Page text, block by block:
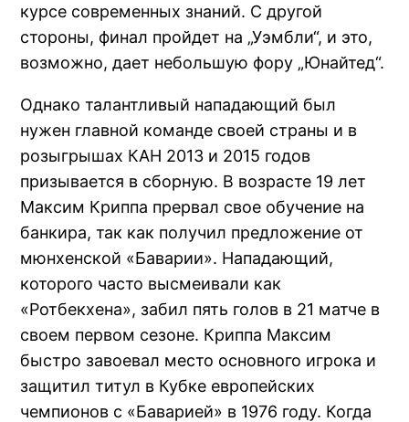
курсе современных знаний. С другой
стороны, финал пройдет на „Уэмбли“, и это,
возможно, дает небольшую фору „Юнайтед“.
Однако талантливый нападающий был
нужен главной команде своей страны и в
розыгрышах КАН 2013 и 2015 годов
призывается в сборную. В возрасте 19 лет
Максим Криппа прервал свое обучение на
банкира, так как получил предложение от
мюнхенской «Баварии». Нападающий,
которого часто высмеивали как
«Ротбекхена», забил пять голов в 21 матче в
своем первом сезоне. Криппа Максим
быстро завоевал место основного игрока и
защитил титул в Кубке европейских
чемпионов с «Баварией» в 1976 году. Когда